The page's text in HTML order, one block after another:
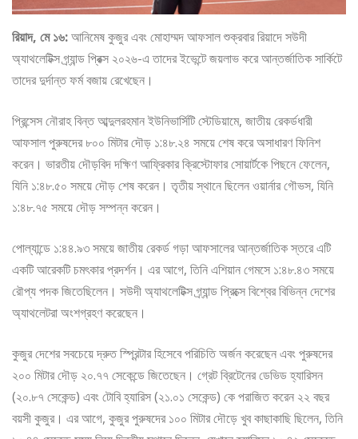
রিয়াদ, মে ১৬:আনিমেষ কুজুর এবং মোহাম্মদ আফসাল শুক্রবার রিয়াদে সউদী
অ্যাথলেটিক্স গ্র্যান্ড প্রিক্স ২০২৬-এ তাদের ইভেন্টে জয়লাভ করে আন্তর্জাতিক সার্কিটে
তাদের দুর্দান্ত ফর্ম বজায় রেখেছেন।
প্রিন্সেস নৌরাহ বিন্ত আব্দুলরহমান ইউনিভার্সিটি স্টেডিয়ামে, জাতীয় রেকর্ডধারী
আফসাল পুরুষদের ৮০০ মিটার দৌড় ১:৪৮.২৪ সময়ে শেষ করে অসাধারণ ফিনিশ
করেন। ভারতীয় দৌড়বিদ দক্ষিণ আফ্রিকার ক্রিস্টোফার সোয়ার্টকে পিছনে ফেলেন,
যিনি ১:৪৮.৫০ সময়ে দৌড় শেষ করেন। তৃতীয় স্থানে ছিলেন ওয়ার্নার গৌভস, যিনি
১:৪৮.৭৫ সময়ে দৌড় সম্পন্ন করেন।
পোল্যান্ডে ১:৪৪.৯৩ সময়ে জাতীয় রেকর্ড গড়া আফসালের আন্তর্জাতিক স্তরে এটি
একটি আরেকটি চমৎকার প্রদর্শন। এর আগে, তিনি এশিয়ান গেমসে ১:৪৮.৪৩ সময়ে
রৌপ্য পদক জিতেছিলেন। সউদী অ্যাথলেটিক্স গ্র্যান্ড প্রিক্সে বিশ্বের বিভিন্ন দেশের
অ্যাথলেটরা অংশগ্রহণ করেছেন।
কুজুর দেশের সবচেয়ে দ্রুত স্প্রিন্টার হিসেবে পরিচিতি অর্জন করেছেন এবং পুরুষদের
২০০ মিটার দৌড় ২০.৭৭ সেকেন্ডে জিতেছেন। গ্রেট ব্রিটেনের ডেভিড হ্যারিসন
(২০.৮৭ সেকেন্ড) এবং টোবি হ্যারিস (২১.০১ সেকেন্ড) কে পরাজিত করেন ২২ বছর
বয়সী কুজুর। এর আগে, কুজুর পুরুষদের ১০০ মিটার দৌড়ে খুব কাছাকাছি ছিলেন, তিনি